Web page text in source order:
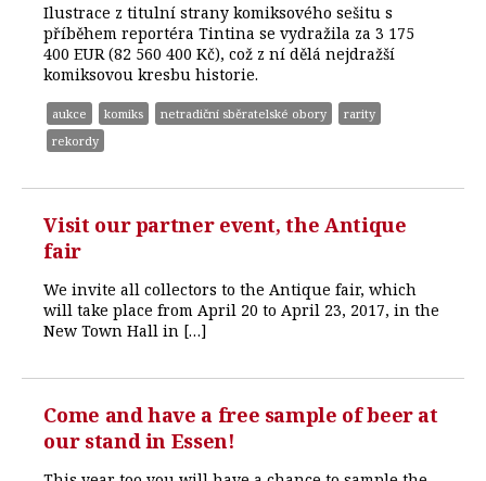
Ilustrace z titulní strany komiksového sešitu s
příběhem reportéra Tintina se vydražila za 3 175
400 EUR (82 560 400 Kč), což z ní dělá nejdražší
komiksovou kresbu historie.
aukce komiks netradiční sběratelské obory
rarity
rekordy
Visit our partner event, the Antique
fair
We invite all collectors to the Antique fair, which
will take place from April 20 to April 23, 2017, in the
New Town Hall in […]
Come and have a free sample of beer at
our stand in Essen!